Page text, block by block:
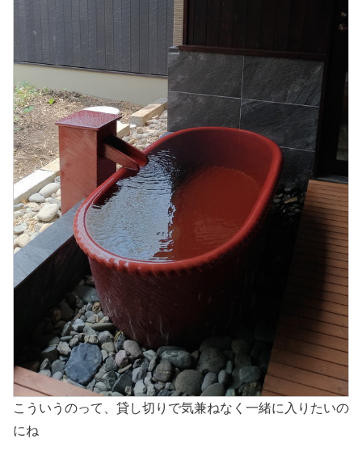
こういうのって、貸し切りで気兼ねなく一緒に入りたいの
にね